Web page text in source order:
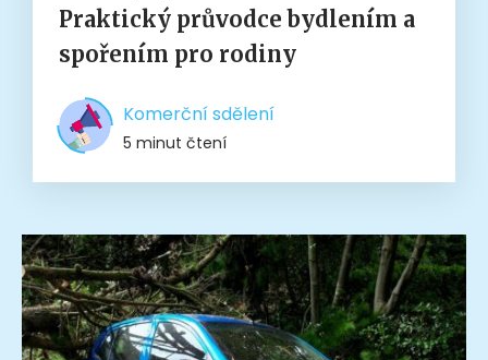
Praktický průvodce bydlením a
spořením pro rodiny
Komerční sdělení
5 minut čtení